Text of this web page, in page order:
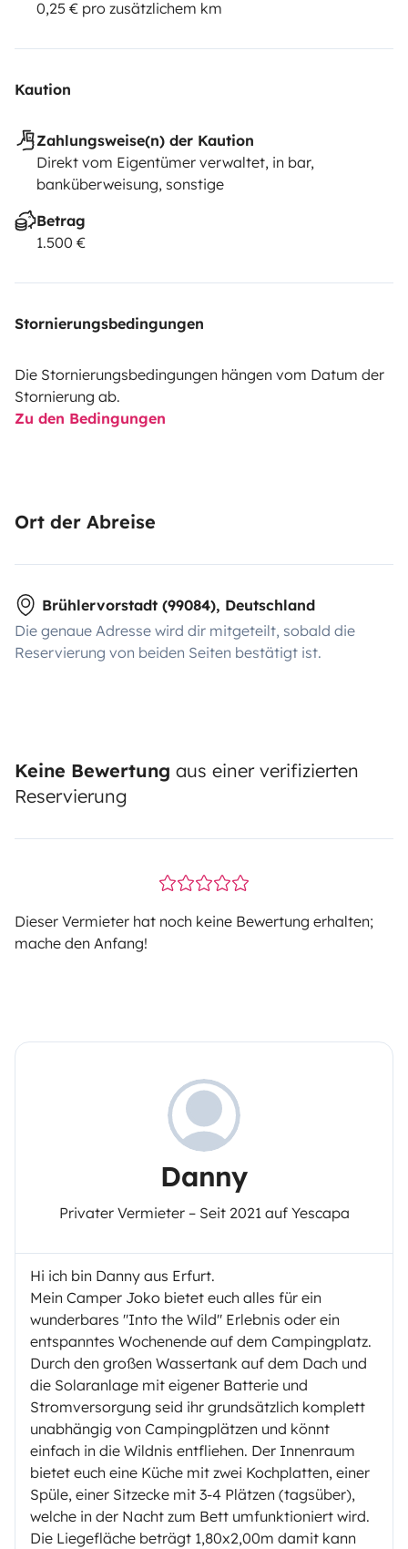
0,25 € pro zusätzlichem km
Kaution
Zahlungsweise(n) der Kaution
Direkt vom Eigentümer verwaltet, in bar,
banküberweisung, sonstige
Betrag
1.500 €
Stornierungsbedingungen
Die Stornierungsbedingungen hängen vom Datum der
Stornierung ab.
Zu den Bedingungen
Ort der Abreise
Brühlervorstadt (99084), Deutschland
Die genaue Adresse wird dir mitgeteilt, sobald die
Reservierung von beiden Seiten bestätigt ist.
Keine Bewertung aus einer verifizierten
Reservierung
Dieser Vermieter hat noch keine Bewertung erhalten;
mache den Anfang!
Danny
Privater Vermieter – Seit 2021 auf Yescapa
Hi ich bin Danny aus Erfurt.
Mein Camper Joko bietet euch alles für ein
wunderbares "Into the Wild" Erlebnis oder ein
entspanntes Wochenende auf dem Campingplatz.
Durch den großen Wassertank auf dem Dach und
die Solaranlage mit eigener Batterie und
Stromversorgung seid ihr grundsätzlich komplett
unabhängig von Campingplätzen und könnt
einfach in die Wildnis entfliehen. Der Innenraum
bietet euch eine Küche mit zwei Kochplatten, einer
Spüle, einer Sitzecke mit 3-4 Plätzen (tagsüber),
welche in der Nacht zum Bett umfunktioniert wird.
Die Liegefläche beträgt 1,80x2,00m damit kann